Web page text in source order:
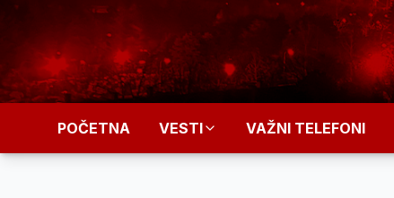
POČETNA VESTI VAŽNI TELEFONI